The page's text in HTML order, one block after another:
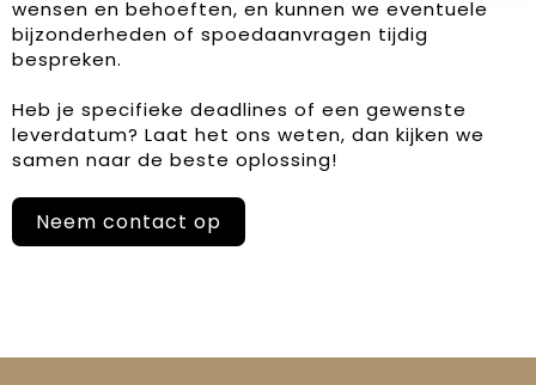
wensen en behoeften, en kunnen we eventuele
bijzonderheden of spoedaanvragen tijdig
bespreken.
Heb je specifieke deadlines of een gewenste
leverdatum? Laat het ons weten, dan kijken we
samen naar de beste oplossing!
Neem contact op